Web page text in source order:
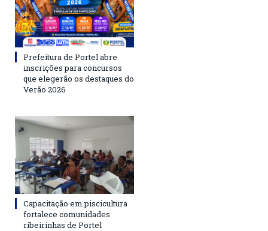
Prefeitura de Portel abre
inscrições para concursos
que elegerão os destaques do
Verão 2026
Capacitação em piscicultura
fortalece comunidades
ribeirinhas de Portel